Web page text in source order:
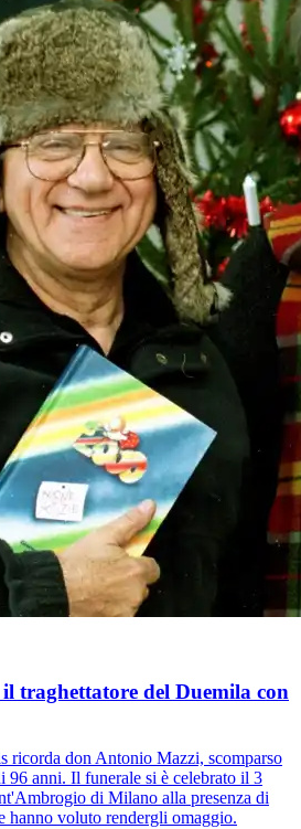
traghettatore del Duemila con
ricorda don Antonio Mazzi, scomparso
96 anni. Il funerale si è celebrato il 3
di Milano alla presenza di
hanno voluto rendergli omaggio.